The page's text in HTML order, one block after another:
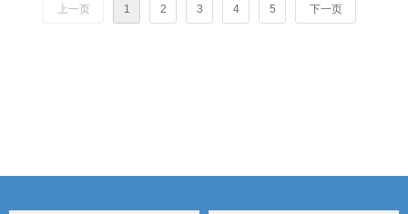
的应对策略。
的时间做正确的事。
上一页 1 2 3 4 5 下一页